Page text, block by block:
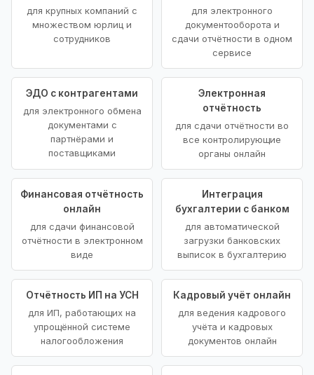
для крупных компаний с
множеством юрлиц и
сотрудников
для электронного
документооборота и
сдачи отчётности в одном
сервисе
ЭДО с контрагентами
для электронного обмена
документами с
партнёрами и
поставщиками
Электронная
отчётность
для сдачи отчётности во
все контролирующие
органы онлайн
Финансовая отчётность
онлайн
для сдачи финансовой
отчётности в электронном
виде
Интеграция
бухгалтерии с банком
для автоматической
загрузки банковских
выписок в бухгалтерию
Отчётность ИП на УСН
для ИП, работающих на
упрощённой системе
налогообложения
Кадровый учёт онлайн
для ведения кадрового
учёта и кадровых
документов онлайн